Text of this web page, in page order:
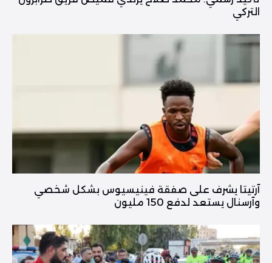
التركي
آرتيتا يشرف على صفقة فينيسيوس بشكل شخصي
وآرسنال يستعد لدفع 150 مليون